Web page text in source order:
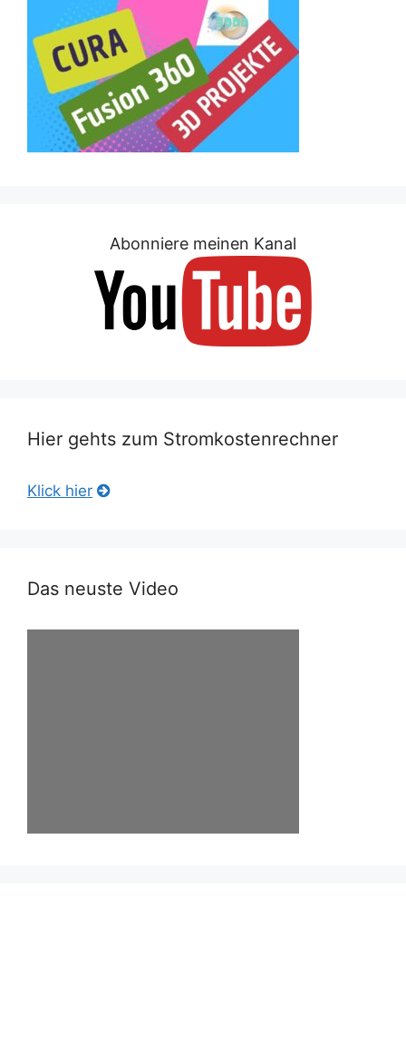
Abonniere meinen Kanal
Hier gehts zum Stromkostenrechner
Klick hier
Das neuste Video